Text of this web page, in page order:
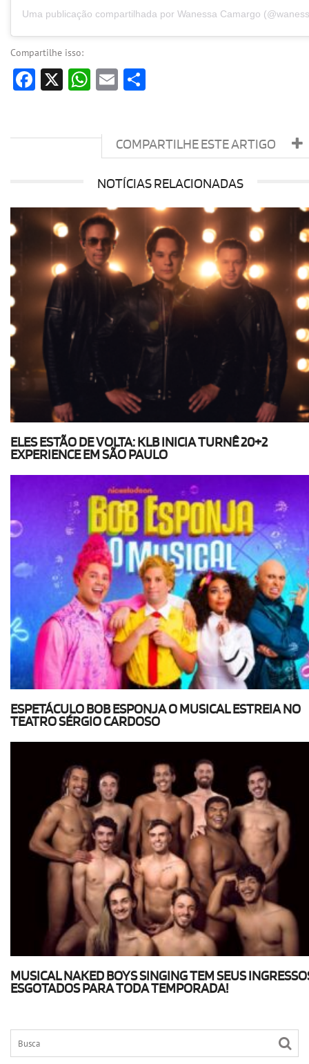
Uma publicação compartilhada por Wanessa Camargo
Compartilhe isso:
Facebook
X WhatsApp
Email
COMPARTILHE ESTE ARTIGO
NOTÍCIAS RELACIONADAS
ELES ESTÃO DE VOLTA: KLB INICIA TURNÊ 20+2
EXPERIENCE EM SÃO PAULO
ESPETÁCULO BOB ESPONJA O MUSICAL ESTREIA NO
TEATRO SÉRGIO CARDOSO
MUSICAL NAKED BOYS SINGING TEM SEUS
ESGOTADOS PARA TODA TEMPORADA!